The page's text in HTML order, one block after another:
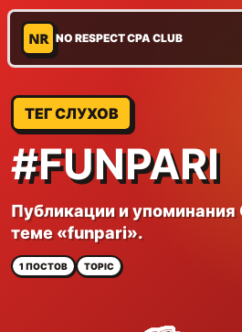
NR NO RESPECT CPA CLUB
ТЕГ СЛУХОВ
#FUNPARI
Публикации и упоминания
теме «funpari».
1 ПОСТОВ TOPIC